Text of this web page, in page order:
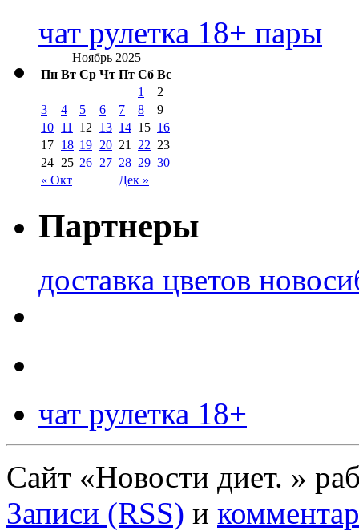
чат рулетка 18+ пары
Ноябрь 2025
Пн Вт Ср Чт Пт Сб Вс
« Окт Дек »
1
2
3
4 5 6 7 8
9
10 11 12 13 14 15 16
17 18 19 20 21 22 23
24 25 26 27 28 29 30
Партнеры
доставка цветов
чат рулетка 18+
Сайт «Новости диет. »
Записи (RSS) и